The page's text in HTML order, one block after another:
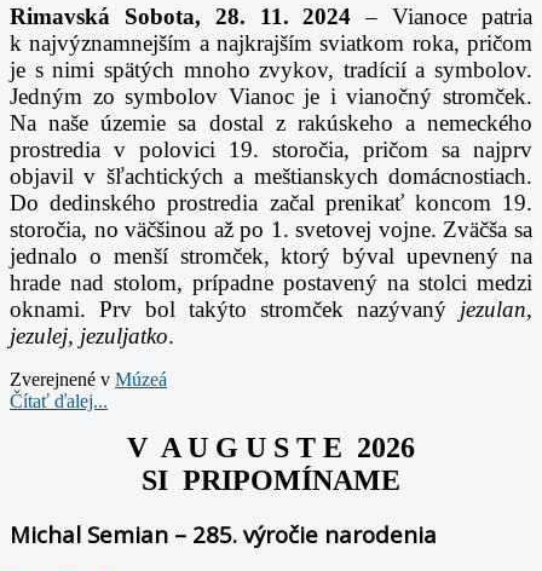
Rimavská Sobota, 28. 11. 2024 –Vianoce patria
k najvýznamnejším a najkrajším sviatkom roka, pričom
je s nimi spätých mnoho zvykov, tradícií a symbolov.
Jedným zo symbolov Vianoc je i vianočný stromček.
Na naše územie sa dostal z rakúskeho a nemeckého
prostredia v polovici 19. storočia, pričom sa najprv
objavil v šľachtických a meštianskych domácnostiach.
Do dedinského prostredia začal prenikať koncom 19.
storočia, no väčšinou až po 1. svetovej vojne. Zväčša sa
jednalo o menší stromček, ktorý býval upevnený na
hrade nad stolom, prípadne postavený na stolci medzi
oknami. Prv bol takýto stromček nazývaný jezulan,
jezulej, jezuljatko.
Zverejnené v Múzeá
Čítať ďalej...
V A U G U S T E 2026
SI PRIPOMÍNAME
Michal Semian – 285. výročie narodenia